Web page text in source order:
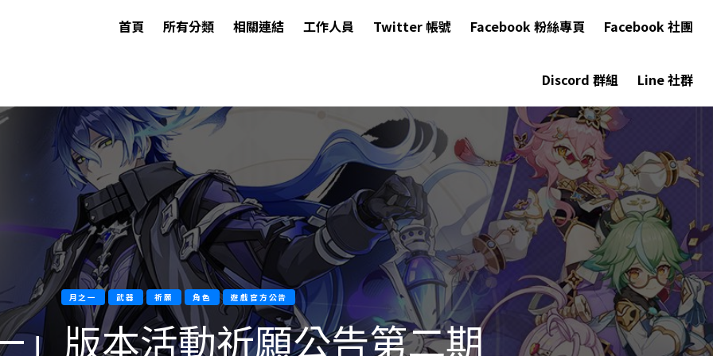
首頁 所有分類 相關連結 工作人員 Twitter 帳號 Facebook 粉絲專頁 Facebook 社團
Discord 群組 Line 社群
月之一 武器 祈願 角色 遊戲官方公告
」版本活動祈願公告第二期